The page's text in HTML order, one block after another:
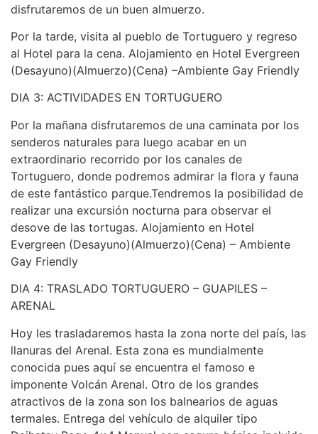
disfrutaremos de un buen almuerzo.
Por la tarde, visita al pueblo de Tortuguero y regreso
al Hotel para la cena. Alojamiento en Hotel Evergreen
(Desayuno)(Almuerzo)(Cena) –Ambiente Gay Friendly
DIA 3: ACTIVIDADES EN TORTUGUERO
Por la mañana disfrutaremos de una caminata por los
senderos naturales para luego acabar en un
extraordinario recorrido por los canales de
Tortuguero, donde podremos admirar la flora y fauna
de este fantástico parque.Tendremos la posibilidad de
realizar una excursión nocturna para observar el
desove de las tortugas. Alojamiento en Hotel
Evergreen (Desayuno)(Almuerzo)(Cena) – Ambiente
Gay Friendly
DIA 4: TRASLADO TORTUGUERO – GUAPILES –
ARENAL
Hoy les trasladaremos hasta la zona norte del país, las
llanuras del Arenal. Esta zona es mundialmente
conocida pues aquí se encuentra el famoso e
imponente Volcán Arenal. Otro de los grandes
atractivos de la zona son los balnearios de aguas
termales. Entrega del vehículo de alquiler tipo